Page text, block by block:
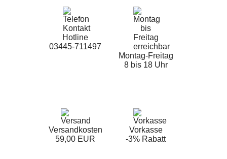
Hotline
03445-711497
Montag-Freitag
8 bis 18 Uhr
Versandkosten
59,00 EUR
Vorkasse
-3% Rabatt